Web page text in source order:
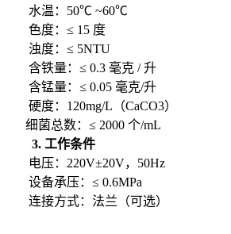
水温：50℃ ~60℃
色度：≤ 15 度
浊度：≤ 5NTU
含铁量：≤ 0.3 毫克 / 升
含锰量：≤ 0.05 毫克/升
硬度：120mg/L（CaCO3）
细菌总数：≤ 2000 个/mL
3. 工作条件
电压：220V±20V，50Hz
设备承压：≤ 0.6MPa
连接方式：法兰（可选）